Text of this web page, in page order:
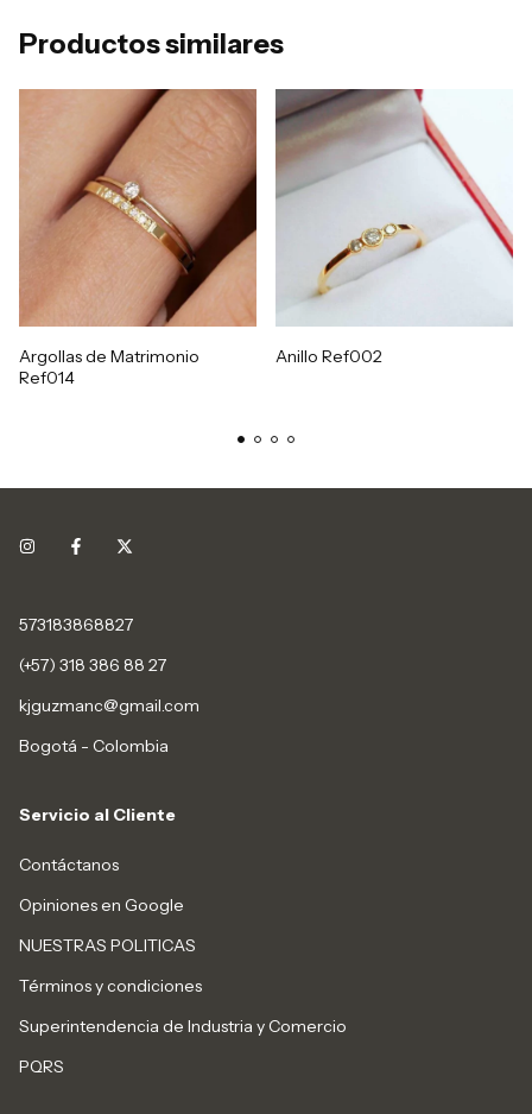
Productos similares
Argollas de Matrimonio
Ref014
Anillo Ref002
573183868827
(+57) 318 386 88 27
kjguzmanc@gmail.com
Bogotá - Colombia
Servicio al Cliente
Contáctanos
Opiniones en Google
NUESTRAS POLITICAS
Términos y condiciones
Superintendencia de Industria y Comercio
PQRS